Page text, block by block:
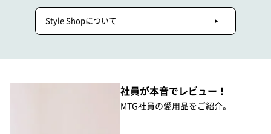
Style Shopについて
社員が本音でレビュー！
MTG社員の愛用品をご紹介。